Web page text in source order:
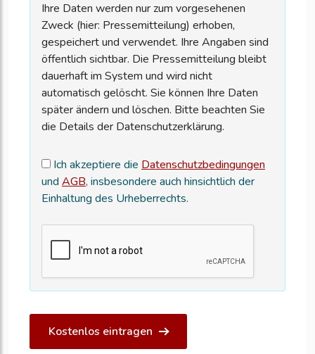
Ihre Daten werden nur zum vorgesehenen
Zweck (hier: Pressemitteilung) erhoben,
gespeichert und verwendet. Ihre Angaben sind
öffentlich sichtbar. Die Pressemitteilung bleibt
dauerhaft im System und wird nicht
automatisch gelöscht. Sie können Ihre Daten
später ändern und löschen. Bitte beachten Sie
die Details der Datenschutzerklärung.
Ich akzeptiere die Datenschutzbedingungen
und AGB, insbesondere auch hinsichtlich der
Einhaltung des Urheberrechts.
Kostenlos eintragen